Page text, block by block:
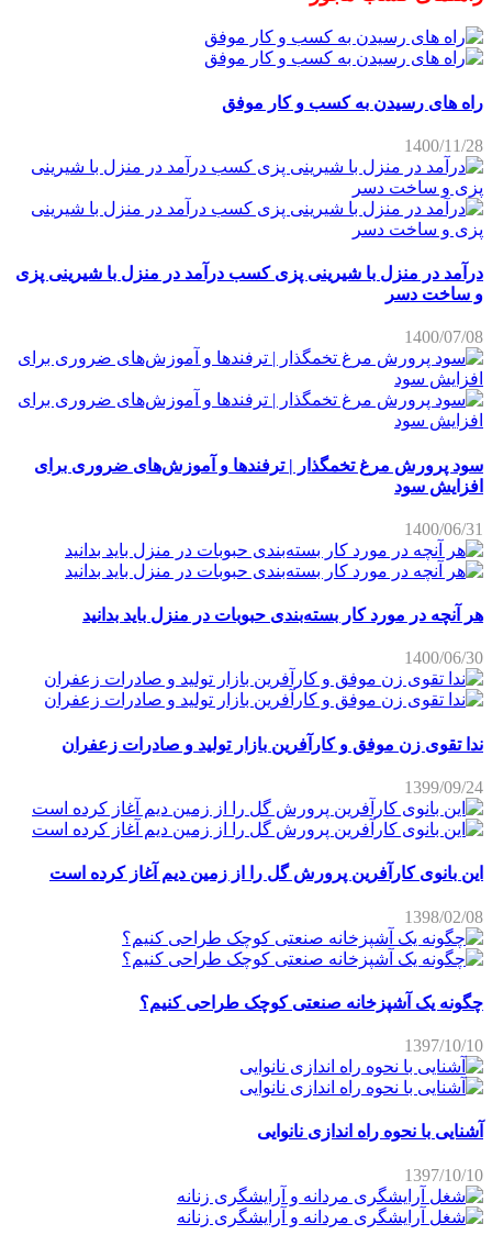
راه های رسیدن به کسب و کار موفق
1400/11/28
درآمد در منزل با شیرینی پزی کسب درآمد در منزل با شیرینی پزی
و ساخت دسر
1400/07/08
سود پرورش مرغ تخمگذار | ترفندها و آموزش‌های ضروری برای
افزایش سود
1400/06/31
هر آنچه در مورد کار بسته‌بندی حبوبات در منزل باید بدانید
1400/06/30
ندا تقوی زن موفق و کارآفرین بازار تولید و صادرات زعفران
1399/09/24
این بانوی کارآفرین پرورش گل را از زمین دیم آغاز کرده است
1398/02/08
چگونه یک آشپزخانه صنعتی کوچک طراحی کنیم؟
1397/10/10
آشنایی با نحوه راه اندازی نانوایی
1397/10/10